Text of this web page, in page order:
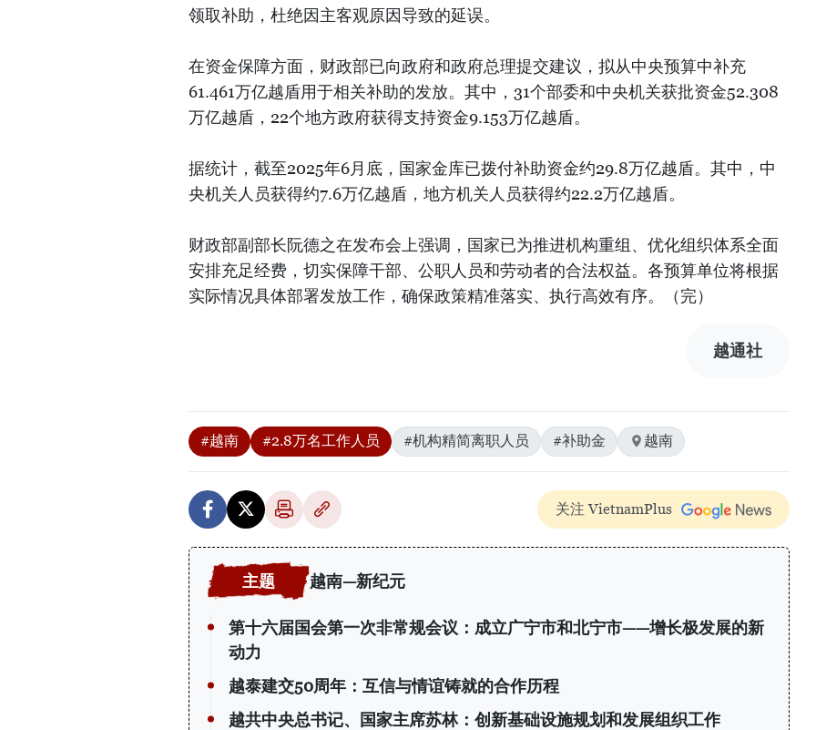
领取补助，杜绝因主客观原因导致的延误。
在资金保障方面，财政部已向政府和政府总理提交建议，拟从中央预算中补充
61.461万亿越盾用于相关补助的发放。其中，31个部委和中央机关获批资金52.308
万亿越盾，22个地方政府获得支持资金9.153万亿越盾。
据统计，截至2025年6月底，国家金库已拨付补助资金约29.8万亿越盾。其中，中
央机关人员获得约7.6万亿越盾，地方机关人员获得约22.2万亿越盾。
财政部副部长阮德之在发布会上强调，国家已为推进机构重组、优化组织体系全面
安排充足经费，切实保障干部、公职人员和劳动者的合法权益。各预算单位将根据
实际情况具体部署发放工作，确保政策精准落实、执行高效有序。（完）
越通社
#越南 #2.8万名工作人员 #机构精简离职人员 #补助金 越南
关注 VietnamPlus
越南—新纪元
第十六届国会第一次非常规会议：成立广宁市和北宁市——增长极发展的新
动力
越泰建交50周年：互信与情谊铸就的合作历程
越共中央总书记、国家主席苏林：创新基础设施规划和发展组织工作